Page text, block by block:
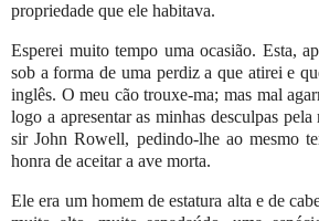
propriedade que ele habitava.
Esperei muito tempo uma ocasião. Esta,
sob a forma de uma perdiz a que atirei e
inglês. O meu cão trouxe-ma; mas mal
logo a apresentar as minhas desculpas
sir John Rowell, pedindo-lhe ao mesmo
honra de aceitar a ave morta.
Ele era um homem de estatura alta e de